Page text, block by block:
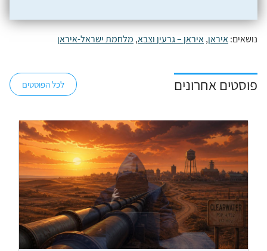
נושאים:איראן,איראן – גרעין וצבא, מלחמת ישראל-איראן
פוסטים אחרונים לכל הפוסטים